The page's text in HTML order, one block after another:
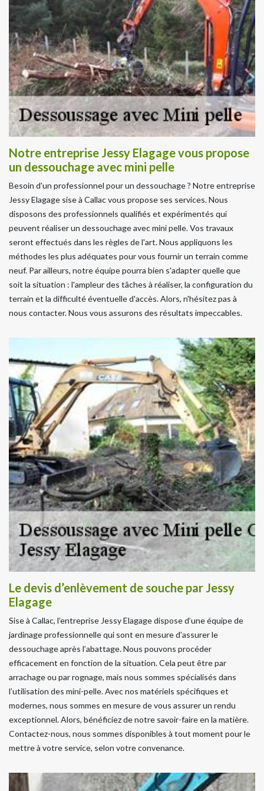
Notre entreprise Jessy Elagage vous propose
un dessouchage avec mini pelle
Besoin d'un professionnel pour un dessouchage ? Notre entreprise
Jessy Elagage sise à Callac vous propose ses services. Nous
disposons des professionnels qualifiés et expérimentés qui
peuvent réaliser un dessouchage avec mini pelle. Vos travaux
seront effectués dans les règles de l'art. Nous appliquons les
méthodes les plus adéquates pour vous fournir un terrain comme
neuf. Par ailleurs, notre équipe pourra bien s'adapter quelle que
soit la situation : l'ampleur des tâches à réaliser, la configuration du
terrain et la difficulté éventuelle d'accès. Alors, n'hésitez pas à
nous contacter. Nous vous assurons des résultats impeccables.
Le devis d’enlèvement de souche par Jessy
Elagage
Sise à Callac, l’entreprise Jessy Elagage dispose d’une équipe de
jardinage professionnelle qui sont en mesure d’assurer le
dessouchage après l’abattage. Nous pouvons procéder
efficacement en fonction de la situation. Cela peut être par
arrachage ou par rognage, mais nous sommes spécialisés dans
l’utilisation des mini-pelle. Avec nos matériels spécifiques et
modernes, nous sommes en mesure de vous assurer un rendu
exceptionnel. Alors, bénéficiez de notre savoir-faire en la matière.
Contactez-nous, nous sommes disponibles à tout moment pour le
mettre à votre service, selon votre convenance.